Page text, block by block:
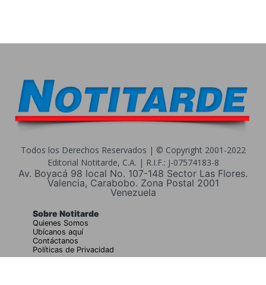
Todos los Derechos Reservados | © Copyright 2001-2022
Editorial Notitarde, C.A. | R.I.F.: J-07574183-8
Av. Boyacá 98 local No. 107-148 Sector Las Flores.
Valencia, Carabobo. Zona Postal 2001
Venezuela
Sobre Notitarde
Quienes Somos
Ubícanos aquí
Contáctanos
Políticas de Privacidad